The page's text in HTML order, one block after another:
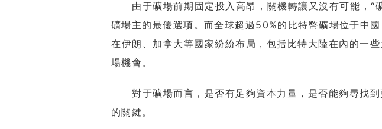
由于礦場前期固定投入高昂，關機轉讓又沒有可能，“
礦場主的最優選項。而全球超過50%的比特幣礦場位于中
在伊朗、加拿大等國家紛紛布局，包括比特大陸在內的一
場機會。
對于礦場而言，是否有足夠資本力量，是否能夠尋找到
的關鍵。